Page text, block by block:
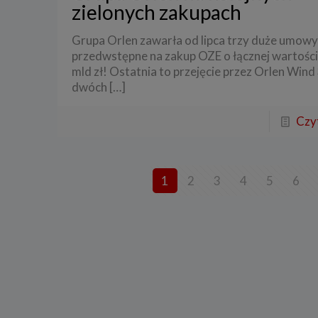
zielonych zakupach
Grupa Orlen zawarła od lipca trzy duże umowy
przedwstępne na zakup OZE o łącznej
mld zł! Ostatnia to przejęcie przez Orlen Wind
dwóch […]
1 2 3 4 5 6
w tych
6.
W
Twoje
roszczeń.